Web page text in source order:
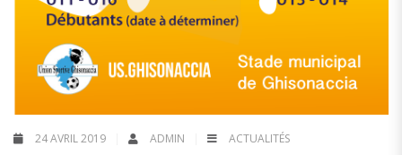
24 AVRIL 2019 ADMIN ACTUALITÉS